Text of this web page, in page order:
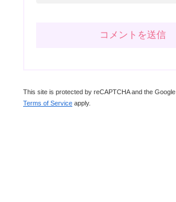
This site is protected by reCAPTCHA and the Google
Terms of Service apply.